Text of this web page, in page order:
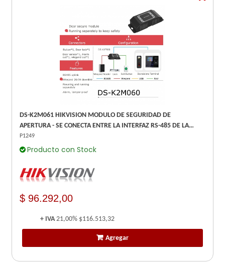
DS-K2M061 HIKVISION MODULO DE SEGURIDAD DE
APERTURA - SE CONECTA ENTRE LA INTERFAZ RS-485 DE LA
TERMINAL DE ACCESO Y LA CERRADURA
P1249
Producto con Stock
$ 96.292,00
+ IVA21,00% $116.513,32
Agregar